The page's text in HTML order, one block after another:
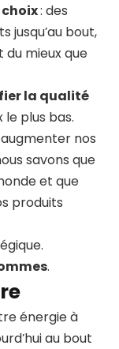
: des
jusqu’au bout,
du mieux que
la qualité
plus bas.
nos
savons que
et que
produits
.
énergie à
au bout